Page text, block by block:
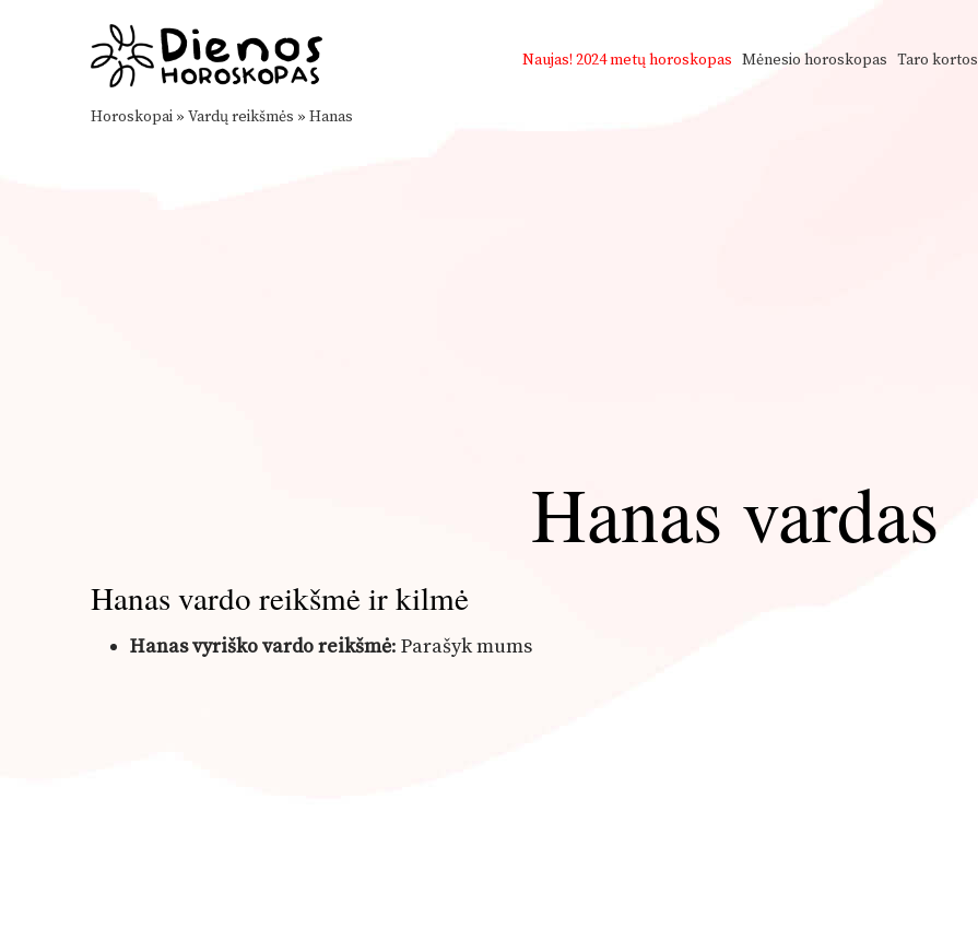
Naujas! 2024 metų horoskopas Mėnesio horoskopas Taro kortos
Horoskopai » Vardų reikšmės » Hanas
Hanas vardas
Hanas vardo reikšmė ir kilmė
Hanas vyriško vardo reikšmė: Parašyk mums